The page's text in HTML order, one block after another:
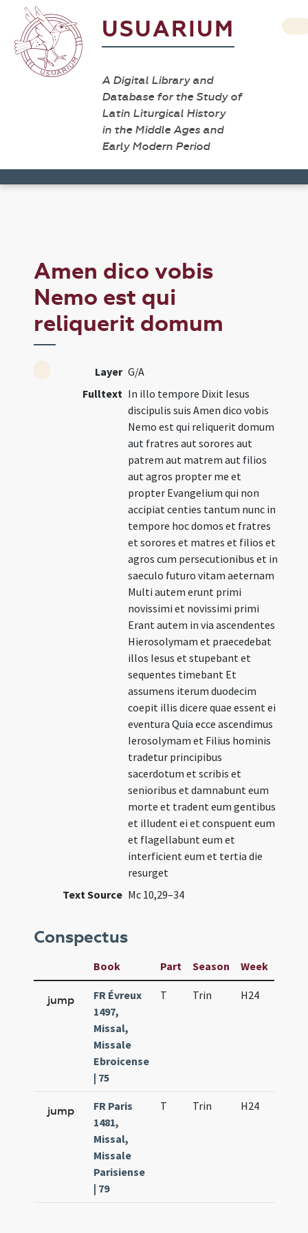
USUARIUM
A Digital Library and
Database for the Study of
Latin Liturgical History
in the Middle Ages and
Early Modern Period
Amen dico vobis
Nemo est qui
reliquerit domum
Layer G/A
Fulltext In illo tempore Dixit Iesus
discipulis suis Amen dico vobis
Nemo est qui reliquerit domum
aut fratres aut sorores aut
patrem aut matrem aut filios
aut agros propter me et
propter Evangelium qui non
accipiat centies tantum nunc in
tempore hoc domos et fratres
et sorores et matres et filios et
agros cum persecutionibus et in
saeculo futuro vitam aeternam
Multi autem erunt primi
novissimi et novissimi primi
Erant autem in via ascendentes
Hierosolymam et praecedebat
illos Iesus et stupebant et
sequentes timebant Et
assumens iterum duodecim
coepit illis dicere quae essent ei
eventura Quia ecce ascendimus
Ierosolymam et Filius hominis
tradetur principibus
sacerdotum et scribis et
senioribus et damnabunt eum
morte et tradent eum gentibus
et illudent ei et conspuent eum
et flagellabunt eum et
interficient eum et tertia die
resurget
Text Source Mc 10,29–34
Conspectus
Book Part Season Week
jump
FR Évreux
1497,
Missal,
Missale
Ebroicense
| 75
T Trin H24
jump
FR Paris
1481,
Missal,
Missale
Parisiense
| 79
T Trin H24